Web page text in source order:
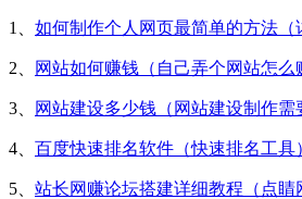
1、 如何制作个人网页最简单的方法（
2、 网站如何赚钱（自己弄个网站怎么
3、 网站建设多少钱（网站建设制作需
4、 百度快速排名软件（快速排名工具
5、 站长网赚论坛搭建详细教程（点睛